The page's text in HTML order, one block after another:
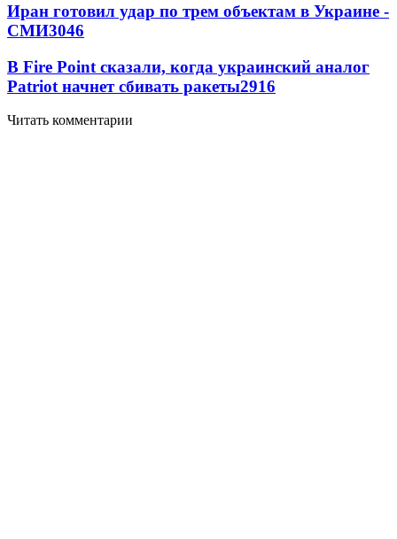
Иран готовил удар по трем объектам в Украине -
СМИ3046
В Fire Point сказали, когда украинский аналог
Patriot начнет сбивать ракеты2916
Читать комментарии